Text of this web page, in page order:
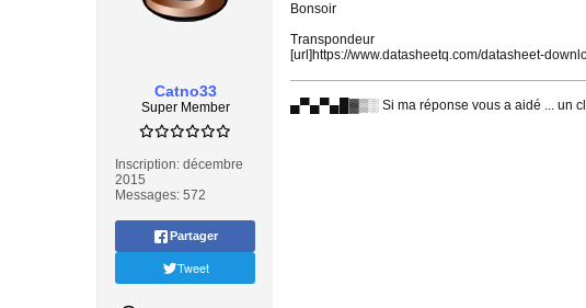
Catno33
Super Member
Inscription: décembre
2015
Messages: 572
Partager
Tweet
Bonsoir
Transpondeur
[url]https://www.datasheetq.com/datasheet-
▄▀▄▀▄█▓▒░ Si ma réponse vous a aidé ... un